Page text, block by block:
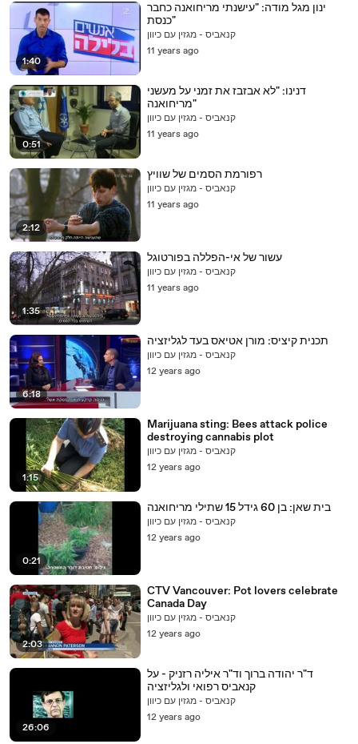
1:40
ינון מגל מודה: "עישנתי מריחואנה כחבר
כנסת"
קנאביס - מגזין עם כיוון
11 years ago
0:51
דנינו: "לא אבזבז את זמני על מעשני
מריחואנה"
קנאביס - מגזין עם כיוון
11 years ago
2:12
רפורמת הסמים של שוויץ
קנאביס - מגזין עם כיוון
11 years ago
1:35
עשור של אי-הפללה בפורטוגל
קנאביס - מגזין עם כיוון
11 years ago
6:18
תכנית קיציס: מורן אטיאס בעד לגליזציה
קנאביס - מגזין עם כיוון
12 years ago
1:15
Marijuana sting: Bees attack police
destroying cannabis plot
קנאביס - מגזין עם כיוון
12 years ago
0:21
בית שאן: בן 60 גידל 15 שתילי מריחואנה
קנאביס - מגזין עם כיוון
12 years ago
2:03
CTV Vancouver: Pot lovers celebrate
Canada Day
קנאביס - מגזין עם כיוון
12 years ago
26:06
ד"ר יהודה ברוך וד"ר איליה רזניק - על
קנאביס רפואי ולגליזציה
קנאביס - מגזין עם כיוון
12 years ago